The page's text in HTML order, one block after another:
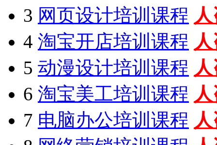
3 网页设计培训课程
4 淘宝开店培训课程
5 动漫设计培训课程
6 淘宝美工培训课程
7 电脑办公培训课程